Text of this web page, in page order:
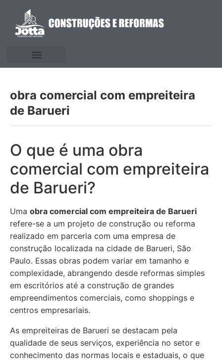
obra comercial com empreiteira
de Barueri
O que é uma obra
comercial com empreiteira
de Barueri?
Uma obra comercial com empreiteira de Barueri
refere-se a um projeto de construção ou reforma
realizado em parceria com uma empresa de
construção localizada na cidade de Barueri, São
Paulo. Essas obras podem variar em tamanho e
complexidade, abrangendo desde reformas simples
em escritórios até a construção de grandes
empreendimentos comerciais, como shoppings e
centros empresariais.
As empreiteiras de Barueri se destacam pela
qualidade de seus serviços, experiência no setor e
conhecimento das normas locais e estaduais, o que